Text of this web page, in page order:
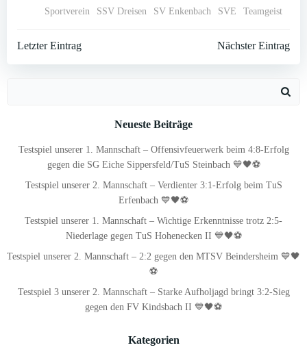
Sportverein
SSV Dreisen SV Enkenbach SVE Teamgeist
Post
Letzter Eintrag Nächster Eintrag
Neueste Beiträge
Testspiel unserer 1. Mannschaft – Offensivfeuerwerk beim 4:8-Erfolg
gegen die SG Eiche Sippersfeld/TuS Steinbach 💙🖤⚽
Testspiel unserer 2. Mannschaft – Verdienter 3:1-Erfolg beim TuS
Erfenbach 💙🖤⚽
Testspiel unserer 1. Mannschaft – Wichtige Erkenntnisse trotz 2:5-
Niederlage gegen TuS Hohenecken II 💙🖤⚽
Testspiel unserer 2. Mannschaft – 2:2 gegen den MTSV Beindersheim 💙🖤
⚽
Testspiel 3 unserer 2. Mannschaft – Starke Aufholjagd bringt 3:2-Sieg
gegen den FV Kindsbach II 💙🖤⚽
Kategorien